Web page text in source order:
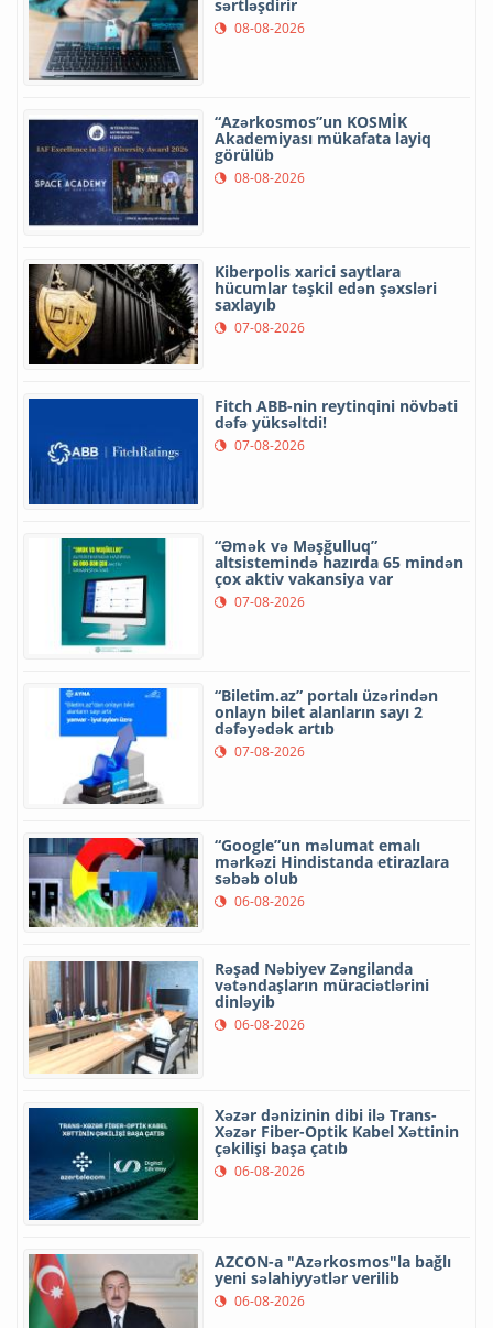
sərtləşdirir
08-08-2026
“Azərkosmos”un KOSMİK
Akademiyası mükafata layiq
görülüb
08-08-2026
Kiberpolis xarici saytlara
hücumlar təşkil edən şəxsləri
saxlayıb
07-08-2026
Fitch ABB-nin reytinqini növbəti
dəfə yüksəltdi!
07-08-2026
“Əmək və Məşğulluq”
altsistemində hazırda 65 mindən
çox aktiv vakansiya var
07-08-2026
“Biletim.az” portalı üzərindən
onlayn bilet alanların sayı 2
dəfəyədək artıb
07-08-2026
“Google”un məlumat emalı
mərkəzi Hindistanda etirazlara
səbəb olub
06-08-2026
Rəşad Nəbiyev Zəngilanda
vətəndaşların müraciətlərini
dinləyib
06-08-2026
Xəzər dənizinin dibi ilə Trans-
Xəzər Fiber-Optik Kabel Xəttinin
çəkilişi başa çatıb
06-08-2026
AZCON-a "Azərkosmos"la bağlı
yeni səlahiyyətlər verilib
06-08-2026